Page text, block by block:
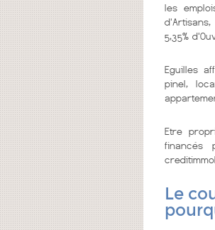
les
d'Artisans,
5,35%
Eguilles
pinel,
Etre
financés
Le